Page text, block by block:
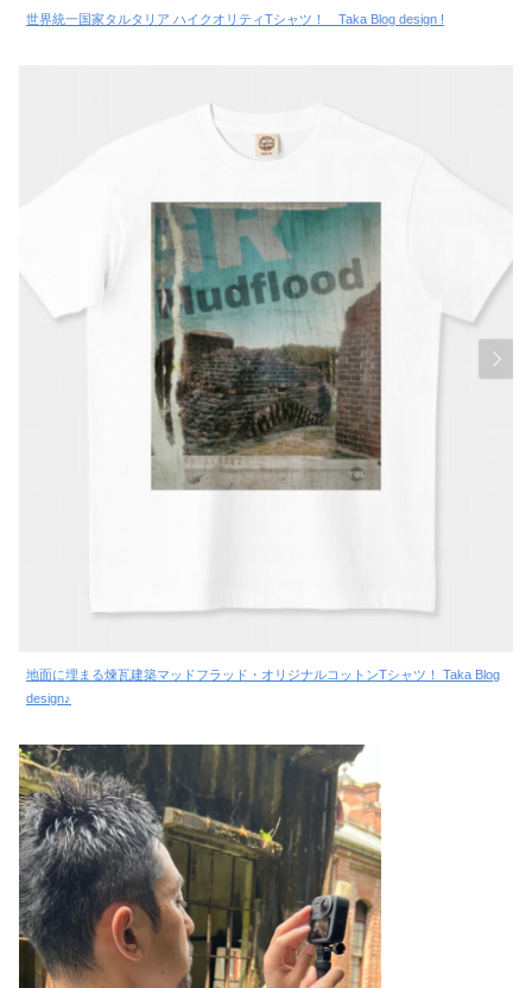
世界統一国家タルタリア ハイクオリティTシャツ！ Taka Blog design !
地面に埋まる煉瓦建築マッドフラッド・オリジナルコットンTシャツ！ Taka Blog
design♪